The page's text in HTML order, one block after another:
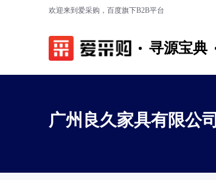
欢迎来到爱采购，百度旗下B2B平台
寻源宝典
广州良久家具有限公司